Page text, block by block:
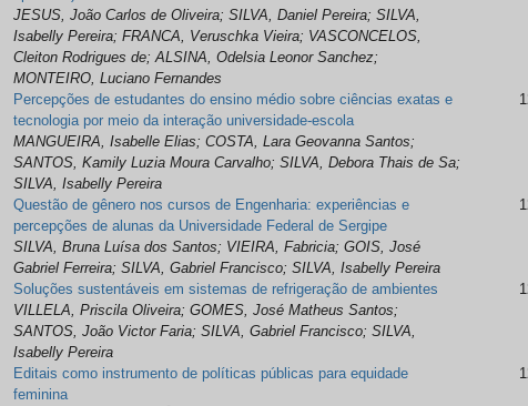
JESUS, João Carlos de Oliveira; SILVA, Daniel Pereira; SILVA,
Isabelly Pereira; FRANCA, Veruschka Vieira; VASCONCELOS,
Cleiton Rodrigues de; ALSINA, Odelsia Leonor Sanchez;
MONTEIRO, Luciano Fernandes
Percepções de estudantes do ensino médio sobre ciências exatas e
tecnologia por meio da interação universidade-escola
MANGUEIRA, Isabelle Elias; COSTA, Lara Geovanna Santos;
SANTOS, Kamily Luzia Moura Carvalho; SILVA, Debora Thais de Sa;
SILVA, Isabelly Pereira
Questão de gênero nos cursos de Engenharia: experiências e
percepções de alunas da Universidade Federal de Sergipe
SILVA, Bruna Luísa dos Santos; VIEIRA, Fabricia; GOIS, José
Gabriel Ferreira; SILVA, Gabriel Francisco; SILVA, Isabelly Pereira
Soluções sustentáveis em sistemas de refrigeração de ambientes
VILLELA, Priscila Oliveira; GOMES, José Matheus Santos;
SANTOS, João Victor Faria; SILVA, Gabriel Francisco; SILVA,
Isabelly Pereira
Editais como instrumento de políticas públicas para equidade
feminina